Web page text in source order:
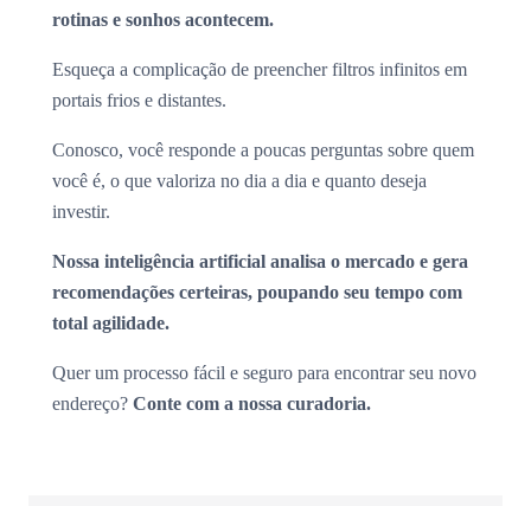
rotinas e sonhos acontecem.
Esqueça a complicação de preencher filtros infinitos em
portais frios e distantes.
Conosco, você responde a poucas perguntas sobre quem
você é, o que valoriza no dia a dia e quanto deseja
investir.
Nossa inteligência artificial analisa o mercado e gera
recomendações certeiras, poupando seu tempo com
total agilidade.
Quer um processo fácil e seguro para encontrar seu novo
endereço? Conte com a nossa curadoria.